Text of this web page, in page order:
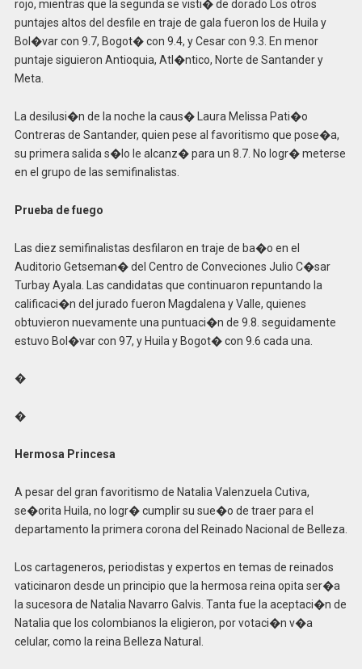
rojo, mientras que la segunda se visti� de dorado Los otros
puntajes altos del desfile en traje de gala fueron los de Huila y
Bol�var con 9.7, Bogot� con 9.4, y Cesar con 9.3. En menor
puntaje siguieron Antioquia, Atl�ntico, Norte de Santander y
Meta.
La desilusi�n de la noche la caus� Laura Melissa Pati�o
Contreras de Santander, quien pese al favoritismo que pose�a,
su primera salida s�lo le alcanz� para un 8.7. No logr� meterse
en el grupo de las semifinalistas.
Prueba de fuego
Las diez semifinalistas desfilaron en traje de ba�o en el
Auditorio Getseman� del Centro de Conveciones Julio C�sar
Turbay Ayala. Las candidatas que continuaron repuntando la
calificaci�n del jurado fueron Magdalena y Valle, quienes
obtuvieron nuevamente una puntuaci�n de 9.8. seguidamente
estuvo Bol�var con 97, y Huila y Bogot� con 9.6 cada una.
�
�
Hermosa Princesa
A pesar del gran favoritismo de Natalia Valenzuela Cutiva,
se�orita Huila, no logr� cumplir su sue�o de traer para el
departamento la primera corona del Reinado Nacional de Belleza.
Los cartageneros, periodistas y expertos en temas de reinados
vaticinaron desde un principio que la hermosa reina opita ser�a
la sucesora de Natalia Navarro Galvis. Tanta fue la aceptaci�n de
Natalia que los colombianos la eligieron, por votaci�n v�a
celular, como la reina Belleza Natural.